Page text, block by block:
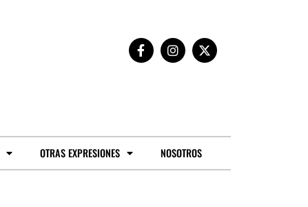
OTRAS EXPRESIONES NOSOTROS